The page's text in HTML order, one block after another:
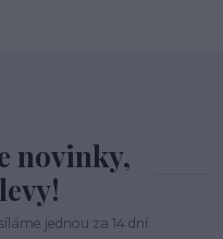
novinky,
jednou za 14 dní.